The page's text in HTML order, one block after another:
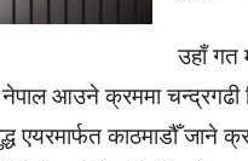
उहाँ गत
आउने क्रममा चन्द्रगढी
एयरमार्फत काठमाडौँ जाने